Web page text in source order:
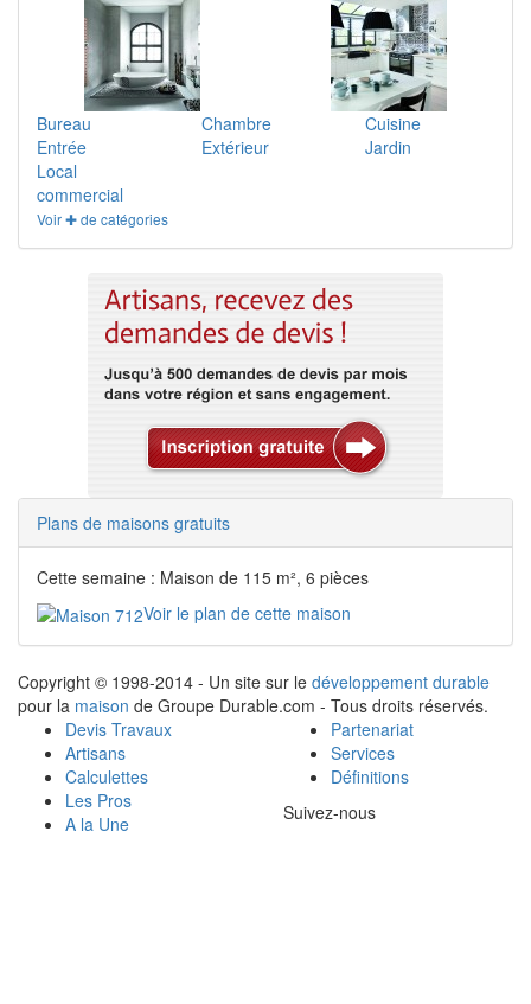
Bureau Chambre
Cuisine
Entrée
Extérieur
Jardin
Local
commercial
Voir ✚ de catégories
Plans de maisons gratuits
Cette semaine : Maison de 115 m², 6 pièces
Voir le plan de cette maison
Copyright © 1998-2014 - Un site sur le développement durable
pour la maison de Groupe Durable.com - Tous droits réservés.
Devis Travaux
Artisans
Calculettes
Les Pros
A la Une
Partenariat
Services
Définitions
Suivez-nous